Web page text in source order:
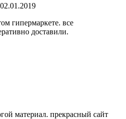
02.01.2019
гипермаркете. все
доставили.
материал. прекрасный сайт